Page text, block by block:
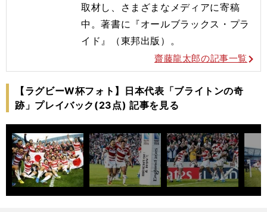
取材し、さまざまなメディアに寄稿
中。著書に『オールブラックス・プラ
イド』（東邦出版）。
齋藤龍太郎の記事一覧
【ラグビーW杯フォト】日本代表「ブライトンの奇
跡」プレイバック(23点) 記事を見る